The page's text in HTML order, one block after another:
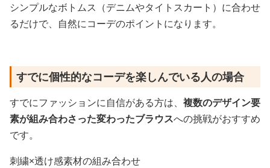
シンプルなボトムス（デニムやタイトスカート）に合わせ
るだけで、自然にコーデのポイントになります。
すでに個性的なコーデを楽しんでいる人の場合
すでにファッションに自信がある方は、 複数のデザイン要
素が組み合わさった変わったブラウスへの挑戦がおすすめ
です。
刺繍×透け感素材の組み合わせ